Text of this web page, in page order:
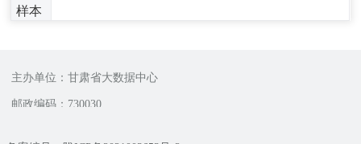
样本
主办单位：甘肃省大数据中心
邮政编码：730030